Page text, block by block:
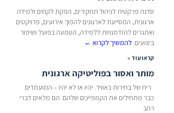
סדנה פרקטית לניהול תחקירים, הפקת לקחים ולמידה
ארגונית, המסייעת לארגונים להפוך אירועים, פרויקטים
ואתגרים להזדמנויות ללמידה, הטמעה בפועל ושיפור
ביצועים. להמשיך לקרוא ←
קראו עוד »
מותר ואסור בפוליטיקה ארגונית
ריח של בחירות באוויר. יהיו או לא יהיו – המועמדים
כבר מתחילים את הקמפיינים שלהם. הם מלאים דברי
רהב